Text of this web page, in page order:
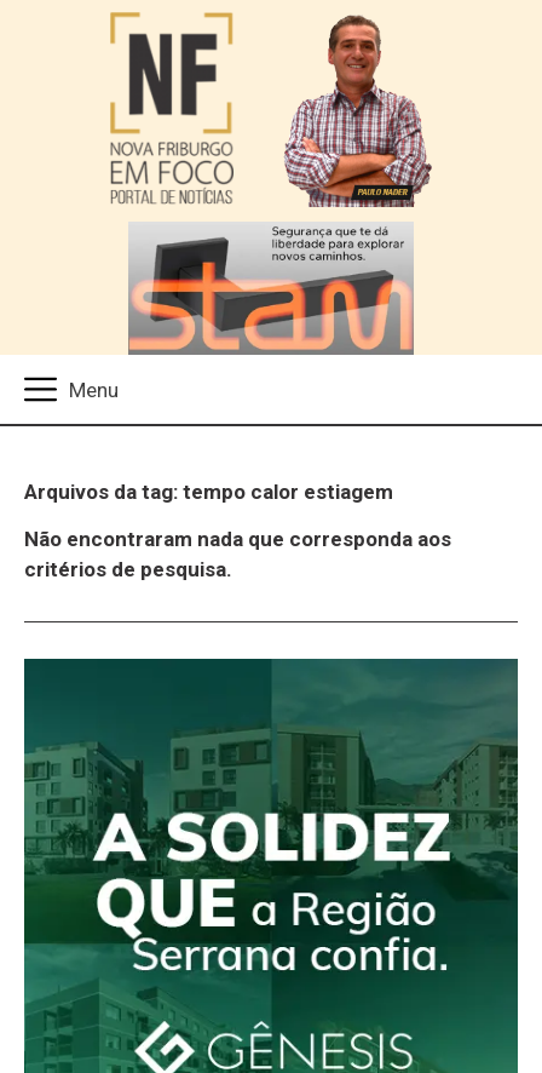
Arquivos da tag: tempo calor estiagem
Não encontraram nada que corresponda aos
critérios de pesquisa.